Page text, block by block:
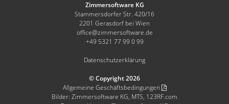
Zimmersoftware KG
Stammersdorfer Str. 420/16
2201 Gerasdorf bei Wien
office@zimmersoftware.de
+49 5321 77 99 0 99
Datenschutzerklärung
© Copyright 2026
Allgemeine Geschäftsbedingungen
Bilder: Zimmersoftware KG, MTS, 123RF.com